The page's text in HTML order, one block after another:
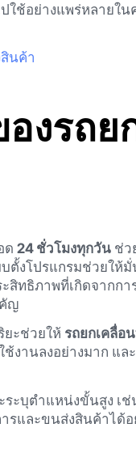
ช้อย่างแพร่หลายใน
นค้า
งรถ
ด24 ชั่วโมงทุกวัน ช่ว
งโปรแกรมช่วยให้
สิทธิภาพที่เกิดจากก
ญ
ยะช่วยให้ รถยกเคลื่อ
งานลงอย่างมาก แ
ะบุตำแหน่งขั้นสูง เช่
รและขนส่งสินค้าได้